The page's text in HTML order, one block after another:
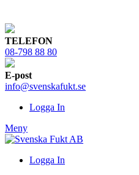
TELEFON
08-798 88 80
E-post
info@svenskafukt.se
Logga In
Meny
Logga In